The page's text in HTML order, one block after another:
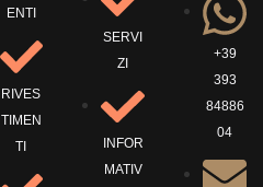
ENTI
RIVES
TIMEN
TI
SERVI
ZI
INFOR
MATIV
+39
393
84886
04